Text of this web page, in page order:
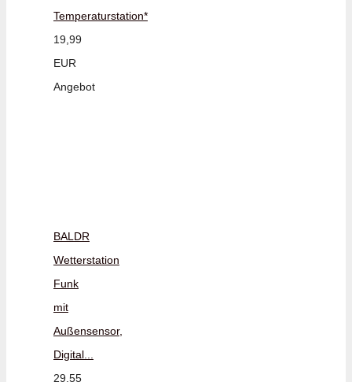
Temperaturstation*
19,99
EUR
Angebot
BALDR
Wetterstation
Funk
mit
Außensensor,
Digital...
29,55